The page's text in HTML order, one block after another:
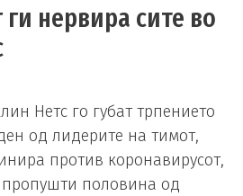
нервира сите во
Нетс го губат трпението
од лидерите на тимот,
против коронавирусот,
половина од